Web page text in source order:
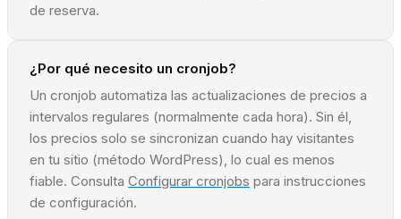
de reserva.
¿Por qué necesito un cronjob?
Un cronjob automatiza las actualizaciones de precios a
intervalos regulares (normalmente cada hora). Sin él,
los precios solo se sincronizan cuando hay visitantes
en tu sitio (método WordPress), lo cual es menos
fiable. Consulta Configurar cronjobs para instrucciones
de configuración.